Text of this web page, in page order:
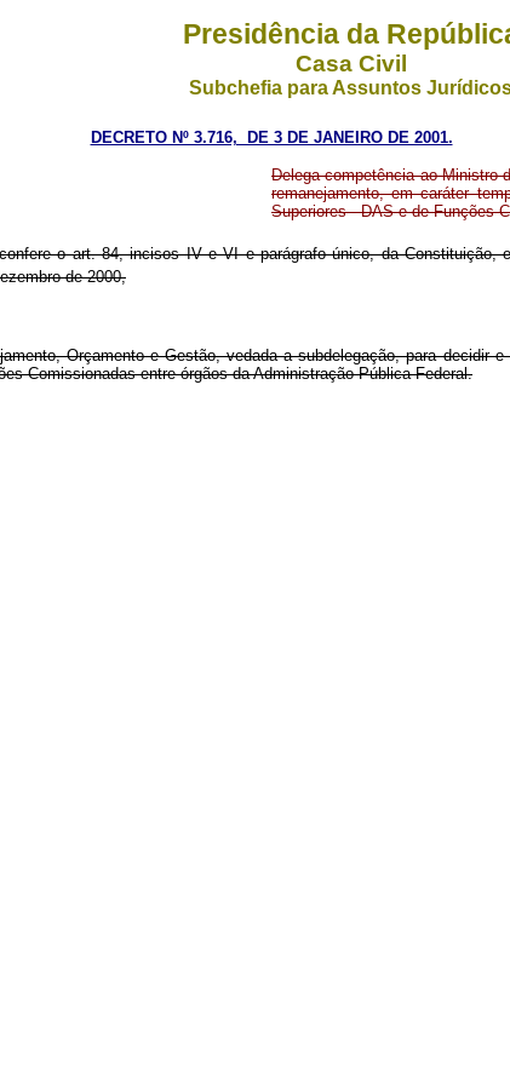
Presidência da
Casa Civil
Subchefia para Assuntos
DECRETO Nº 3.716, DE 3 DE JANEIRO DE 2001.
Delega competência ao Ministro
remanejamento, em caráter
Superiores - DAS e de Funções
o art. 84, incisos IV e VI e parágrafo único, da
de 2000,
Orçamento e Gestão, vedada a subdelegação, para decidir
Comissionadas entre órgãos da Administração Pública Federal.